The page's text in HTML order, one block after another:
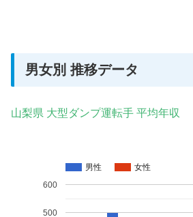
男女別 推移データ
山梨県 大型ダンプ運転手 平均年収
男性 女性
500
600